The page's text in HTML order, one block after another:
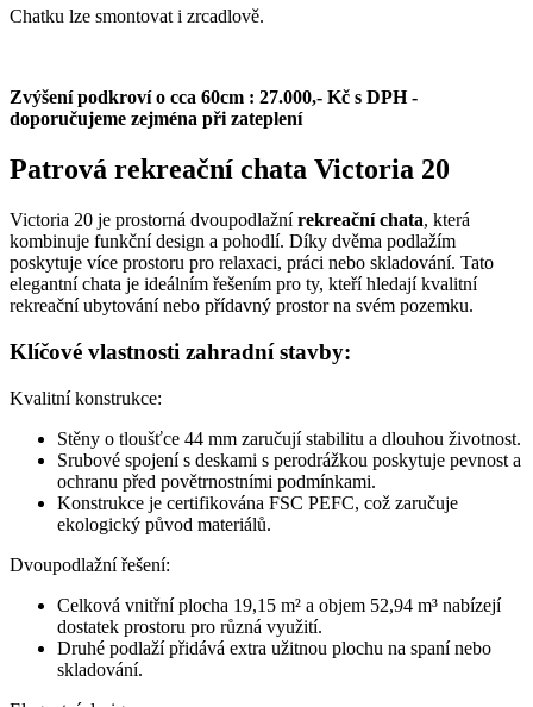
Chatku lze smontovat i zrcadlově.
Zvýšení podkroví o cca 60cm : 27.000,- Kč s DPH -
doporučujeme zejména při zateplení
Patrová rekreační chata Victoria 20
Victoria 20 je prostorná dvoupodlažnírekreační chata, která
kombinuje funkční design a pohodlí. Díky dvěma podlažím
poskytuje více prostoru pro relaxaci, práci nebo skladování. Tato
elegantní chata je ideálním řešením pro ty, kteří hledají kvalitní
rekreační ubytování nebo přídavný prostor na svém pozemku.
Klíčové vlastnosti zahradní stavby:
Kvalitní konstrukce:
Stěny o tloušťce 44 mm zaručují stabilitu a dlouhou životnost.
Srubové spojení s deskami s perodrážkou poskytuje pevnost a
ochranu před povětrnostními podmínkami.
Konstrukce je certifikována FSC PEFC, což zaručuje
ekologický původ materiálů.
Dvoupodlažní řešení:
Celková vnitřní plocha 19,15 m² a objem 52,94 m³ nabízejí
dostatek prostoru pro různá využití.
Druhé podlaží přidává extra užitnou plochu na spaní nebo
skladování.